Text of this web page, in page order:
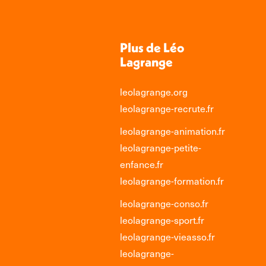
Plus de Léo
Lagrange
leolagrange.org
leolagrange-recrute.fr
leolagrange-animation.fr
leolagrange-petite-
enfance.fr
leolagrange-formation.fr
leolagrange-conso.fr
leolagrange-sport.fr
leolagrange-vieasso.fr
leolagrange-